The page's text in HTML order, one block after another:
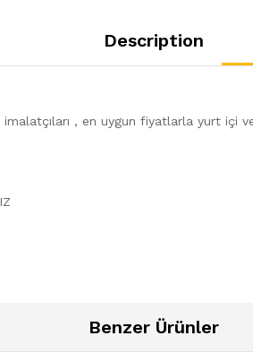
Description
, en uygun fiyatlarla yurt içi
Benzer Ürünler